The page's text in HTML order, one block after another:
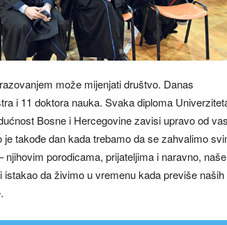
može mijenjati društvo. Danas
i 11 doktora nauka. Svaka diploma
Bosne i Hercegovine zavisi upravo od
takođe dan kada trebamo da se zahvalimo
porodicama, prijateljima i naravno,
da živimo u vremenu kada previše naših